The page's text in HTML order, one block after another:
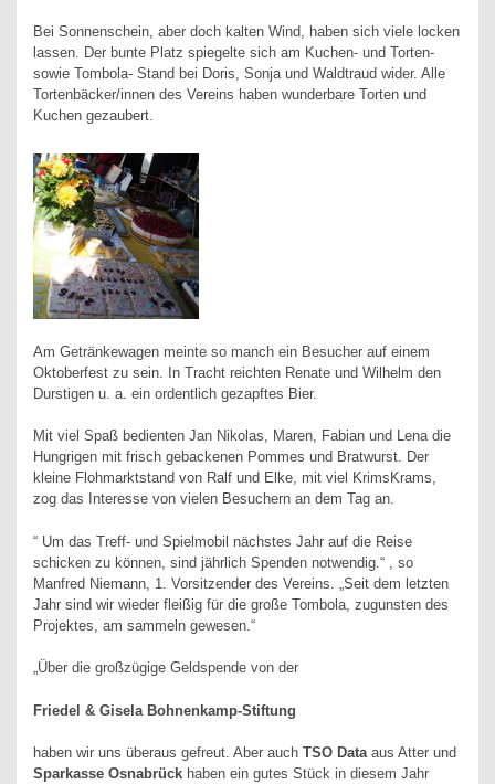
Bei Sonnenschein, aber doch kalten Wind, haben sich viele locken
lassen. Der bunte Platz spiegelte sich am Kuchen- und Torten-
sowie Tombola- Stand bei Doris, Sonja und Waldtraud wider. Alle
Tortenbäcker/innen des Vereins haben wunderbare Torten und
Kuchen gezaubert.
Am Getränkewagen meinte so manch ein Besucher auf einem
Oktoberfest zu sein. In Tracht reichten Renate und Wilhelm den
Durstigen u. a. ein ordentlich gezapftes Bier.
Mit viel Spaß bedienten Jan Nikolas, Maren, Fabian und Lena die
Hungrigen mit frisch gebackenen Pommes und Bratwurst. Der
kleine Flohmarktstand von Ralf und Elke, mit viel KrimsKrams,
zog das Interesse von vielen Besuchern an dem Tag an.
“ Um das Treff- und Spielmobil nächstes Jahr auf die Reise
schicken zu können, sind jährlich Spenden notwendig.“ , so
Manfred Niemann, 1. Vorsitzender des Vereins. „Seit dem letzten
Jahr sind wir wieder fleißig für die große Tombola, zugunsten des
Projektes, am sammeln gewesen.“
„Über die großzügige Geldspende von der
Friedel & Gisela Bohnenkamp-Stiftung
haben wir uns überaus gefreut. Aber auch TSO Dataaus Atter und
Sparkasse Osnabrück haben ein gutes Stück in diesem Jahr